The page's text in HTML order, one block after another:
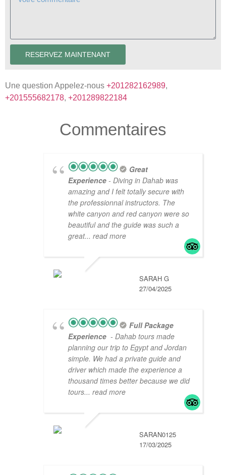
RESERVEZ MAINTENANT
Une question Appelez-nous +201282162989,
+201555682178, +201289822184
Commentaires
Great
Experience - Diving in Dahab was
amazing and I felt totally secure with
the professionnal instructors. The
white canyon and red canyon were so
beautiful and the guide was such a
great... read more
SARAH G
27/04/2025
Full Package
Experience - Dahab tours made
planning our trip to Egypt and Jordan
simple. We had a private guide and
driver which made the experience a
thousand times better because we did
tours... read more
SARAN0125
17/03/2025